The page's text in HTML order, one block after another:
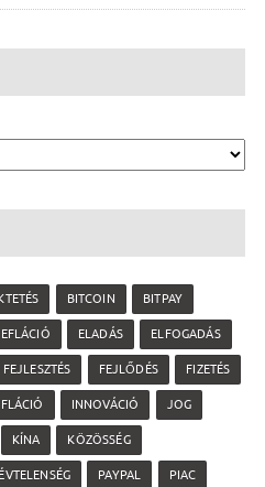
BITCOIN BITPAY
ELADÁS ELFOGADÁS
FEJLESZTÉS FEJLŐDÉS FIZETÉS
INNOVÁCIÓ JOG
KÍNA KÖZÖSSÉG
PAYPAL PIAC